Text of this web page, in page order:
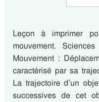
Leçon à imprimer
mouvement.
Mouvement :
caractérisé par sa
La trajectoire d’un
successives de cet